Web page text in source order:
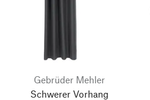
Gebrüder Mehler
Schwerer Vorhang